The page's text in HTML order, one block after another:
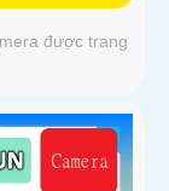
được trang